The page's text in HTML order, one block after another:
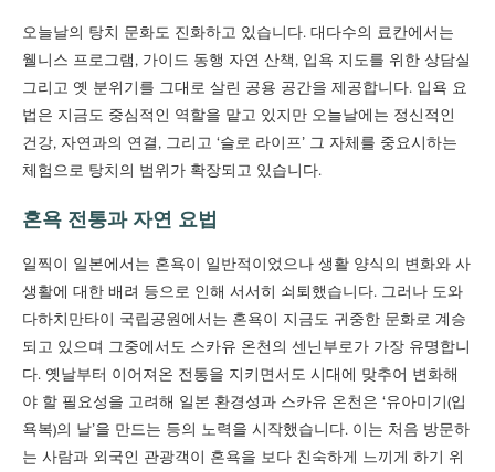
오늘날의 탕치 문화도 진화하고 있습니다. 대다수의 료칸에서는
웰니스 프로그램, 가이드 동행 자연 산책, 입욕 지도를 위한 상담실
그리고 옛 분위기를 그대로 살린 공용 공간을 제공합니다. 입욕 요
법은 지금도 중심적인 역할을 맡고 있지만 오늘날에는 정신적인
건강, 자연과의 연결, 그리고 ‘슬로 라이프’ 그 자체를 중요시하는
체험으로 탕치의 범위가 확장되고 있습니다.
혼욕 전통과 자연 요법
일찍이 일본에서는 혼욕이 일반적이었으나 생활 양식의 변화와 사
생활에 대한 배려 등으로 인해 서서히 쇠퇴했습니다. 그러나 도와
다하치만타이 국립공원에서는 혼욕이 지금도 귀중한 문화로 계승
되고 있으며 그중에서도 스카유 온천의 센닌부로가 가장 유명합니
다. 옛날부터 이어져온 전통을 지키면서도 시대에 맞추어 변화해
야 할 필요성을 고려해 일본 환경성과 스카유 온천은 ‘유아미기(입
욕복)의 날’을 만드는 등의 노력을 시작했습니다. 이는 처음 방문하
는 사람과 외국인 관광객이 혼욕을 보다 친숙하게 느끼게 하기 위